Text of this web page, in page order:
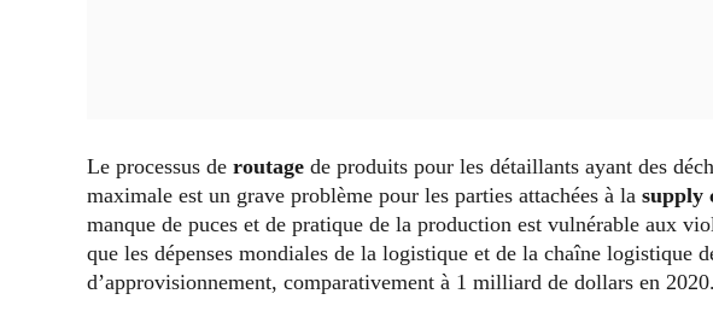
Le processus de routage de produits pour les détaillants ayant des
maximale est un grave problème pour les parties attachées à la supply
manque de puces et de pratique de la production est vulnérable aux
que les dépenses mondiales de la logistique et de la chaîne logistique
d’approvisionnement, comparativement à 1 milliard de dollars en 2020.